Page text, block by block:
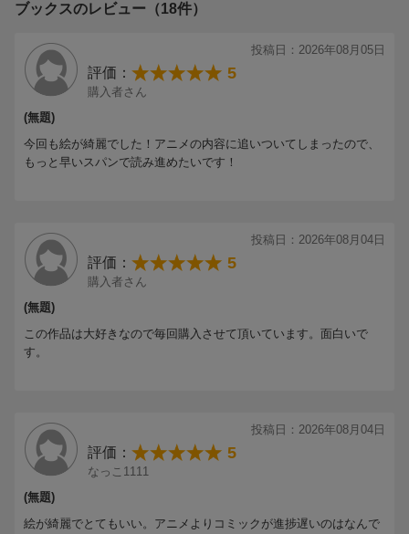
ブックスのレビュー（18件）
投稿日：2026年08月05日
評価： 5
購入者さん
(無題)
今回も絵が綺麗でした！アニメの内容に追いついてしまったので、
もっと早いスパンで読み進めたいです！
投稿日：2026年08月04日
評価： 5
購入者さん
(無題)
この作品は大好きなので毎回購入させて頂いています。面白いで
す。
投稿日：2026年08月04日
評価： 5
なっこ1111
(無題)
絵が綺麗でとてもいい。アニメよりコミックが進捗遅いのはなんで